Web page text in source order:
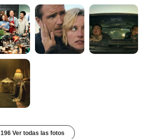
196 Ver todas las fotos